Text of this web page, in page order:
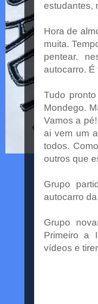
estudantes,
Hora de
muita.
pentear.
autocarro.
Tudo
Mondego.
Vamos a
ai vem um
todos.
outros que
Grupo
autocarro
Grupo
Primeiro a
vídeos e